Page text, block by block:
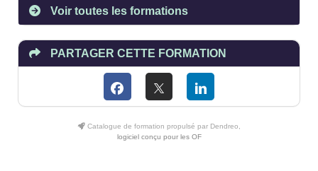
Voir toutes les formations
PARTAGER CETTE FORMATION
Catalogue de formation propulsé par Dendreo,
logiciel conçu pour les OF